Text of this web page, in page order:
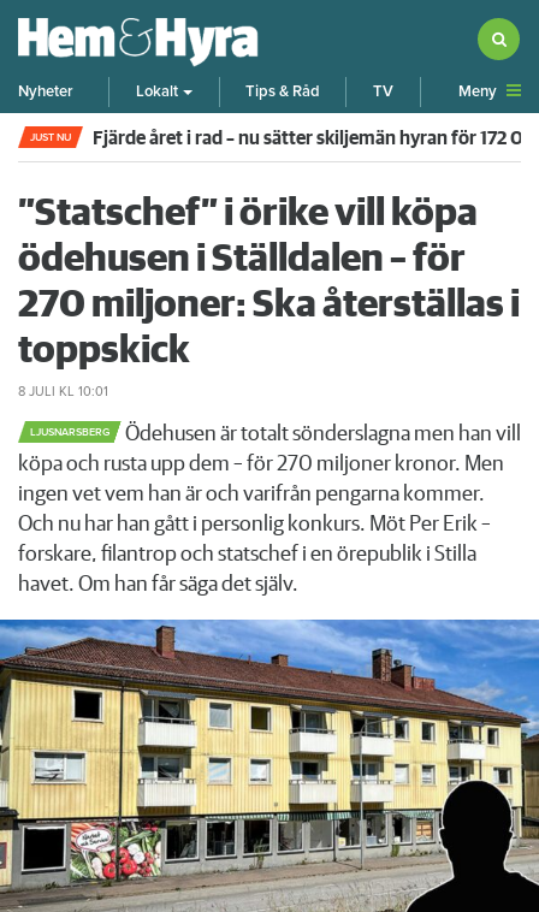
Nyheter Lokalt Tips & Råd TV Meny
JUST NU Fjärde året i rad – nu sätter skiljemän hyran för 172
”Statschef” i örike vill köpa
ödehusen i Ställdalen – för
270 miljoner: Ska återställas i
toppskick
8 JULI KL 10:01
LJUSNARSBERG
Ödehusen är totalt sönderslagna men han vill
köpa och rusta upp dem – för 270 miljoner kronor. Men
ingen vet vem han är och varifrån pengarna kommer.
Och nu har han gått i personlig konkurs. Möt Per Erik –
forskare, filantrop och statschef i en örepublik i Stilla
havet. Om han får säga det själv.